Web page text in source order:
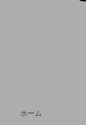
ホーム